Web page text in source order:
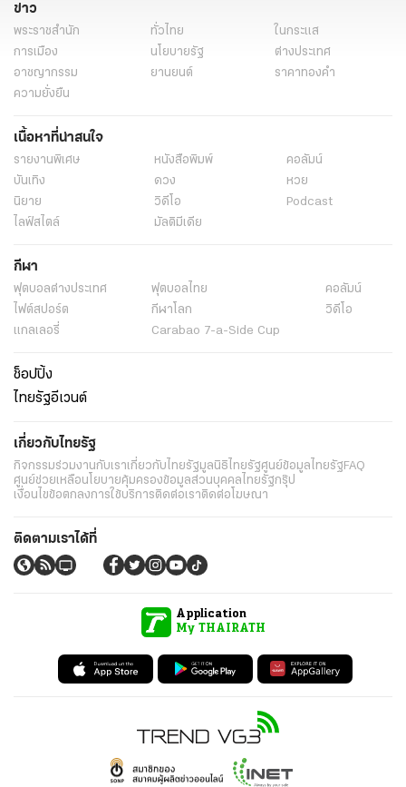
ข่าว
พระราชสำนัก ทั่วไทย
ในกระแส
การเมือง
นโยบายรัฐ
ต่างประเทศ
อาชญากรรม
ยานยนต์
ราคาทองคำ
ความยั่งยืน
เนื้อหาที่น่าสนใจ
รายงานพิเศษ หนังสือพิมพ์
คอลัมน์
บันเทิง
ดวง
หวย
นิยาย
วิดีโอ
Podcast
ไลฟ์สไตล์
มัลติมีเดีย
กีฬา
ฟุตบอลต่่างประเทศ ฟุตบอลไทย
คอลัมน์
ไฟต์สปอร์ต
กีฬาโลก
วิดีโอ
แกลเลอรี่
Carabao 7-a-Side Cup
ช็อปปิ้ง
ไทยรัฐอีเวนต์
เกี่ยวกับไทยรัฐ
กิจกรรมร่วมงานกับเราเกี่ยวกับไทยรัฐมูลนิธิไทยรัฐศูนย์ข้อมูลไทยรัฐ FAQ
ศูนย์ช่วยเหลือนโยบายคุ้มครองข้อมูลส่วนบุคคลไทยรัฐกรุ๊ป
เงื่อนไขข้อตกลงการใช้บริการติดต่อเราติดต่อโฆษณา
ติดตามเราได้ที่
Application
My THAIRATH